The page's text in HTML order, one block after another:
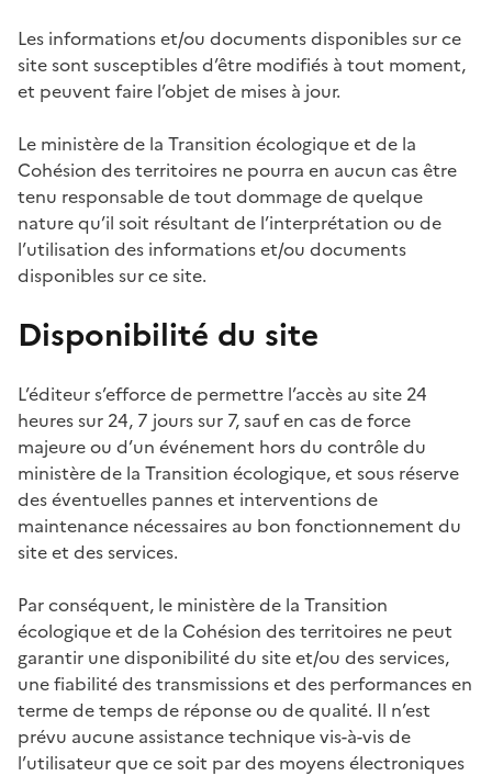
Les informations et/ou documents disponibles sur ce
site sont susceptibles d’être modifiés à tout moment,
et peuvent faire l’objet de mises à jour.
Le ministère de la Transition écologique et de la
Cohésion des territoires ne pourra en aucun cas être
tenu responsable de tout dommage de quelque
nature qu’il soit résultant de l’interprétation ou de
l’utilisation des informations et/ou documents
disponibles sur ce site.
Disponibilité du site
L’éditeur s’efforce de permettre l’accès au site 24
heures sur 24, 7 jours sur 7, sauf en cas de force
majeure ou d’un événement hors du contrôle du
ministère de la Transition écologique, et sous réserve
des éventuelles pannes et interventions de
maintenance nécessaires au bon fonctionnement du
site et des services.
Par conséquent, le ministère de la Transition
écologique et de la Cohésion des territoires ne peut
garantir une disponibilité du site et/ou des services,
une fiabilité des transmissions et des performances en
terme de temps de réponse ou de qualité. Il n’est
prévu aucune assistance technique vis-à-vis de
l’utilisateur que ce soit par des moyens électroniques